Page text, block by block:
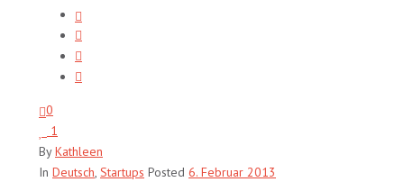
0
1
ByKathleen
In Deutsch, Startups Posted 6. Februar 2013